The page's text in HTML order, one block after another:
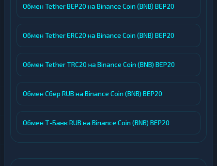
Обмен Tether BEP20 на Binance Coin (BNB) BEP20
Обмен Tether ERC20 на Binance Coin (BNB) BEP20
Обмен Tether TRC20 на Binance Coin (BNB) BEP20
Обмен Сбер RUB на Binance Coin (BNB) BEP20
Обмен Т-Банк RUB на Binance Coin (BNB) BEP20